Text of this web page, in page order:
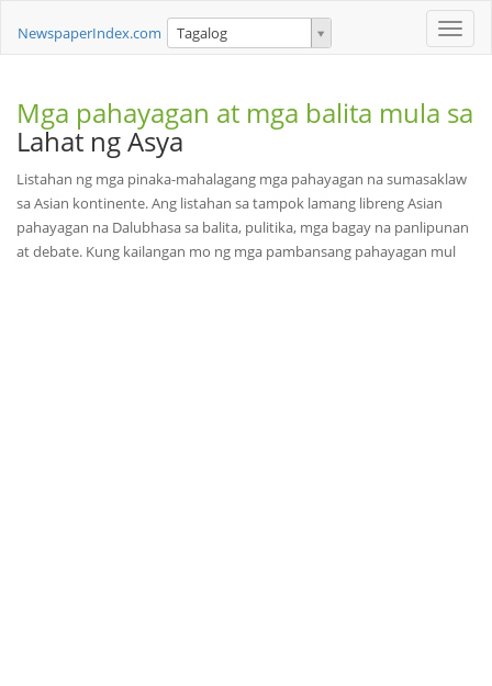
Toggle
NewspaperIndex.com Tagalog
Mga pahayagan at mga balita mula sa
Lahat ng Asya
Listahan ng mga pinaka-mahalagang mga pahayagan na sumasaklaw
sa Asian kontinente. Ang listahan sa tampok lamang libreng Asian
pahayagan na Dalubhasa sa balita, pulitika, mga bagay na panlipunan
at debate. Kung kailangan mo ng mga pambansang pahayagan mul